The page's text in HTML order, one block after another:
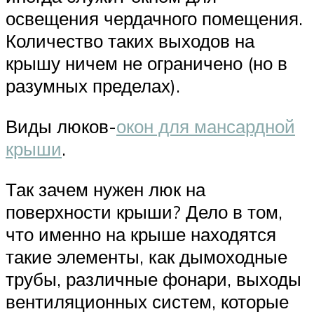
освещения чердачного помещения.
Количество таких выходов на
крышу ничем не ограничено (но в
разумных пределах).
Виды люков-окон для мансардной
крыши.
Так зачем нужен люк на
поверхности крыши? Дело в том,
что именно на крыше находятся
такие элементы, как дымоходные
трубы, различные фонари, выходы
вентиляционных систем, которые